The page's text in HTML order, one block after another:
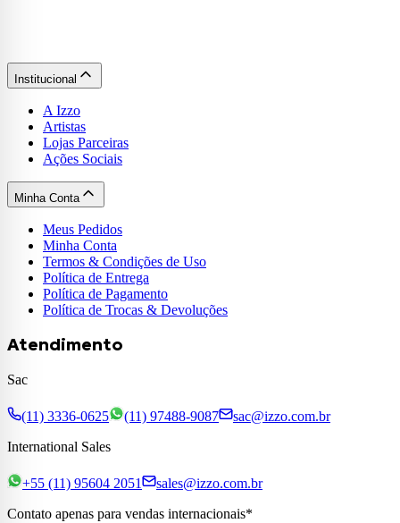
Institucional
A Izzo
Artistas
Lojas Parceiras
Ações Sociais
Minha Conta
Meus Pedidos
Minha Conta
Termos & Condições de Uso
Política de Entrega
Política de Pagamento
Política de Trocas & Devoluções
Atendimento
Sac
(11) 3336-0625 (11) 97488-9087
sac@izzo.com.br
International Sales
+55 (11) 95604 2051
sales@izzo.com.br
Contato apenas para vendas internacionais*